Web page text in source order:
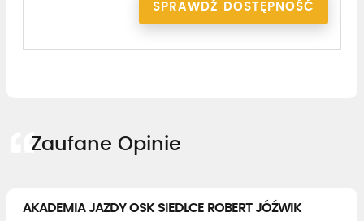
SPRAWDŹ DOSTĘPNOŚĆ
Zaufane Opinie
AKADEMIA JAZDY OSK SIEDLCE ROBERT JÓŹWIK